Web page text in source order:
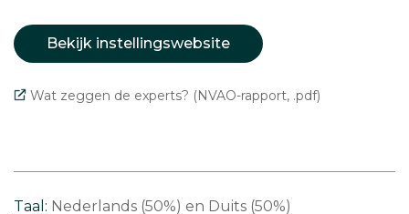
Bekijk instellingswebsite
Wat zeggen de experts? (NVAO-rapport, .pdf)
Taal: Nederlands (50%)
Duits (50%)